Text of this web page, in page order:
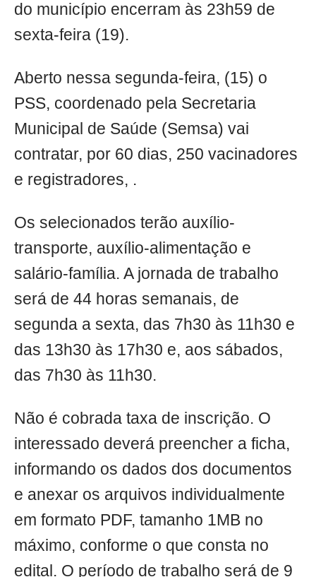
do município encerram às 23h59 de
sexta-feira (19).
Aberto nessa segunda-feira, (15) o
PSS, coordenado pela Secretaria
Municipal de Saúde (Semsa) vai
contratar, por 60 dias, 250 vacinadores
e registradores, .
Os selecionados terão auxílio-
transporte, auxílio-alimentação e
salário-família. A jornada de trabalho
será de 44 horas semanais, de
segunda a sexta, das 7h30 às 11h30 e
das 13h30 às 17h30 e, aos sábados,
das 7h30 às 11h30.
Não é cobrada taxa de inscrição. O
interessado deverá preencher a ficha,
informando os dados dos documentos
e anexar os arquivos individualmente
em formato PDF, tamanho 1MB no
máximo, conforme o que consta no
edital. O período de trabalho será de 9